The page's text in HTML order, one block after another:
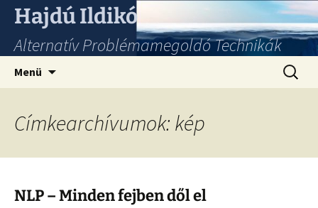
Hajdú Ildikó
Alternatív Problémamegoldó Technikák
Menü
Címkearchívumok: kép
NLP – Minden fejben dől el